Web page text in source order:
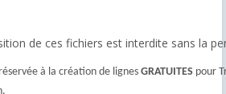
de ces fichiers est interdite sans la
à la création de lignes GRATUITES pour